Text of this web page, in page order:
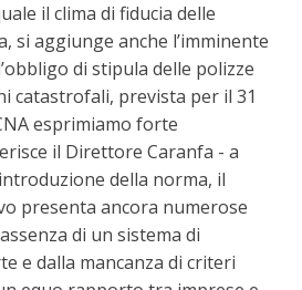
il clima di fiducia delle
si aggiunge anche l’imminente
di stipula delle polizze
catastrofali, prevista per il 31
esprimiamo forte
il Direttore Caranfa - a
della norma, il
presenta ancora numerose
di un sistema di
e dalla mancanza di criteri